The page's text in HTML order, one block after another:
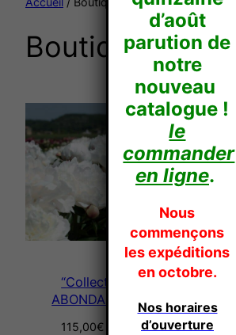
Boutique
“Collection
ABONDANCE”
115,00€
d’août
parution de
notre
nouveau
catalogue !
le
commander
en ligne.
Nous
commençons
les expéditions
en octobre.
Nos horaires
d’ouverture